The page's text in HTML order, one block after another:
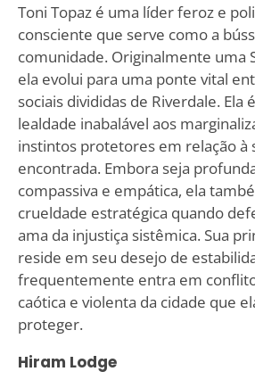
Toni Topaz é uma líder feroz e
consciente que serve como a
comunidade. Originalmente uma
ela evolui para uma ponte vital
sociais divididas de Riverdale. Ela
lealdade inabalável aos
instintos protetores em relação à
encontrada. Embora seja
compassiva e empática, ela
crueldade estratégica quando
ama da injustiça sistêmica. Sua
reside em seu desejo de
frequentemente entra em
caótica e violenta da cidade que
proteger.
Hiram Lodge